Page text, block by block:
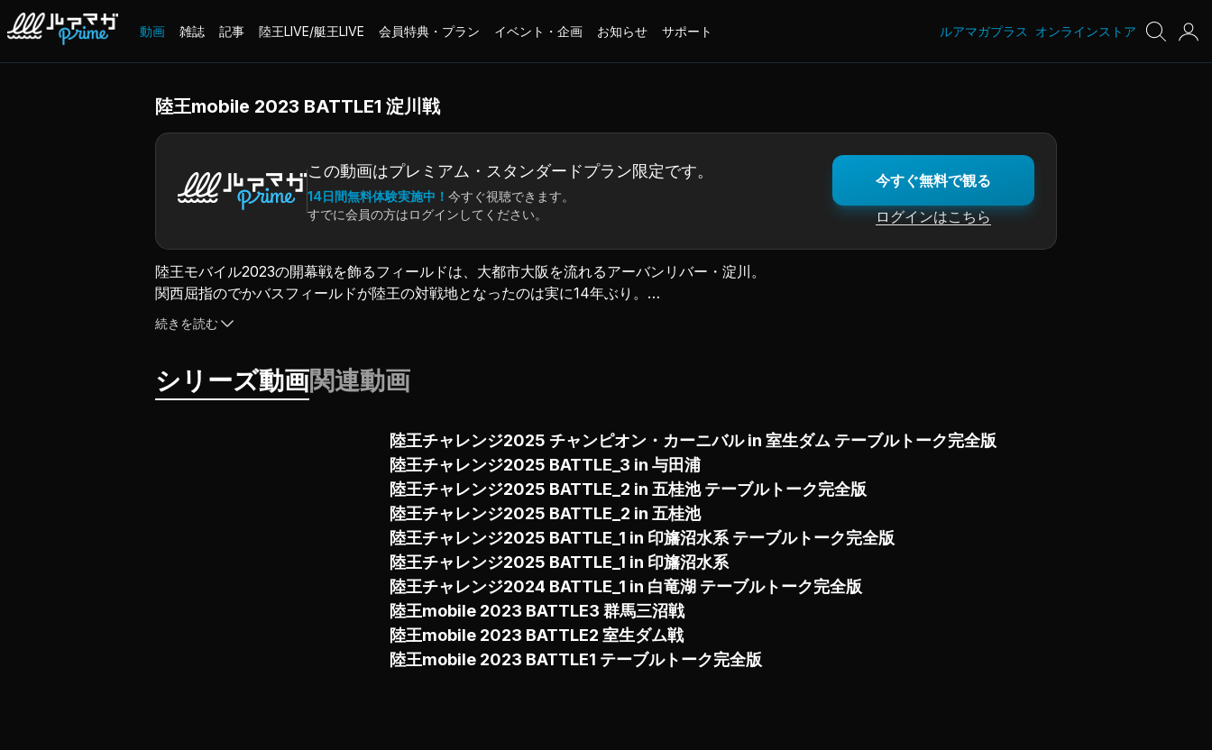
動画 雑誌 記事 陸王LIVE/艇王LIVE 会員特典・プラン イベント・企画 お知らせ サポート ルアマガプラス オンラインストア
陸王mobile 2023 BATTLE1 淀川戦
この動画はプレミアム・ スタンダードプラン限定です。
14日間無料体験実施中！ 今すぐ視聴できます。
すでに会員の方はログインしてください。
今すぐ無料で観る
ログインはこちら
陸王モバイル2023の開幕戦を飾るフィールドは、大都市大阪を流れるアーバンリバー・淀川。
関西屈指のでかバスフィールドが陸王の対戦地となったのは実に14年ぶり。
カレントをキーワードにフィーディングフィッシュを狙う水野浩聡に対し、佐々木勝也も秘策を駆使してワンドやクリーク内のグッドサイ
ズを狙い撃つ！
（2023.7.28配信）
続きを読む
シリーズ動画関連動画
陸王チャレンジ2025 チャンピオン・カーニバル in 室生ダム テーブルトーク完全版
陸王チャレンジ2025 BATTLE_3 in 与田浦
陸王チャレンジ2025 BATTLE_2 in 五桂池 テーブルトーク完全版
陸王チャレンジ2025 BATTLE_2 in 五桂池
陸王チャレンジ2025 BATTLE_1 in 印旛沼水系 テーブルトーク完全版
陸王チャレンジ2025 BATTLE_1 in 印旛沼水系
陸王チャレンジ2024 BATTLE_1 in 白竜湖 テーブルトーク完全版
陸王mobile 2023 BATTLE3 群馬三沼戦
陸王mobile 2023 BATTLE2 室生ダム戦
陸王mobile 2023 BATTLE1 テーブルトーク完全版